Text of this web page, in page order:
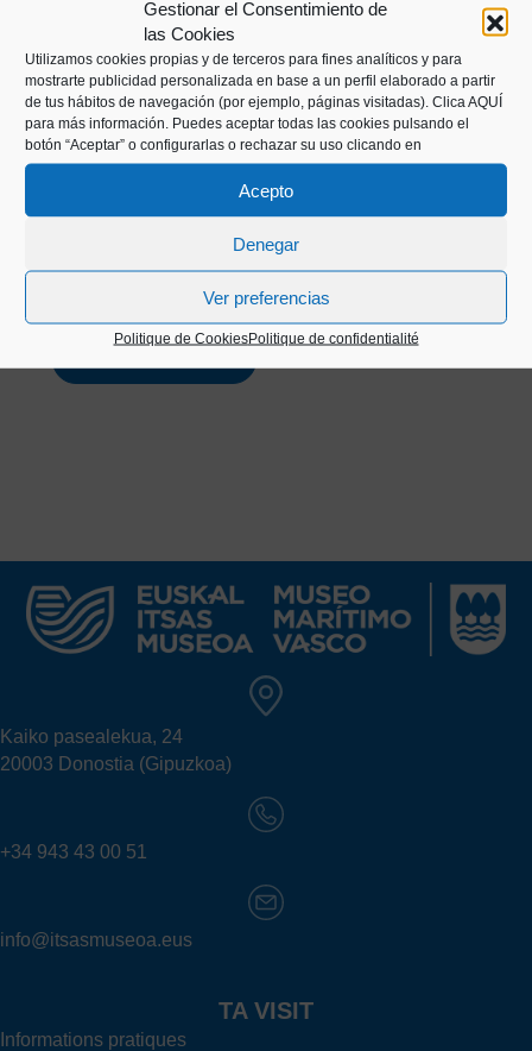
Gestionar el Consentimiento de
las Cookies
Utilizamos cookies propias y de terceros para fines analíticos y para
mostrarte publicidad personalizada en base a un perfil elaborado a partir
de tus hábitos de navegación (por ejemplo, páginas visitadas). Clica AQUÍ
para más información. Puedes aceptar todas las cookies pulsando el
botón “Aceptar” o configurarlas o rechazar su uso clicando en
Acepto
Denegar
Ver preferencias
Politique de CookiesPolitique de confidentialité
#MUSEALIAK2
L’objet que nous présentons est une pièce “Real de a
ocho” en argent, frappée au Mexique en 1741,
embarquée en 1743 sur le navire Hollandia.
Kaiko pasealekua, 24
20003 Donostia (Gipuzkoa)
+34 943 43 00 51
info@itsasmuseoa.eus
TA VISIT
Informations pratiques